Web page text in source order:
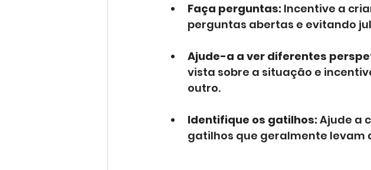
Faça perguntas: Incentive a
perguntas abertas e evitando
Ajude-a a ver diferentes
vista sobre a situação e
outro.
Identifique os gatilhos: Ajude a
gatilhos que geralmente levam